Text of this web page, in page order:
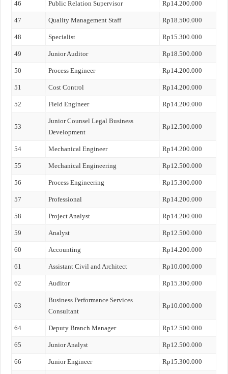
46 Public Relation Supervisor Rp14.200.000
47 Quality Management Staff Rp18.500.000
48 Specialist Rp15.300.000
49 Junior Auditor Rp18.500.000
50 Process Engineer Rp14.200.000
51 Cost Control Rp14.200.000
52 Field Engineer Rp14.200.000
53
Junior Counsel Legal Business
Development
Rp12.500.000
54 Mechanical Engineer Rp14.200.000
55 Mechanical Engineering Rp12.500.000
56 Process Engineering Rp15.300.000
57 Professional Rp14.200.000
58 Project Analyst Rp14.200.000
59 Analyst Rp12.500.000
60 Accounting Rp14.200.000
61 Assistant Civil and Architect Rp10.000.000
62 Auditor Rp15.300.000
63
Business Performance Services
Consultant
Rp10.000.000
64 Deputy Branch Manager Rp12.500.000
65 Junior Analyst Rp12.500.000
66 Junior Engineer Rp15.300.000